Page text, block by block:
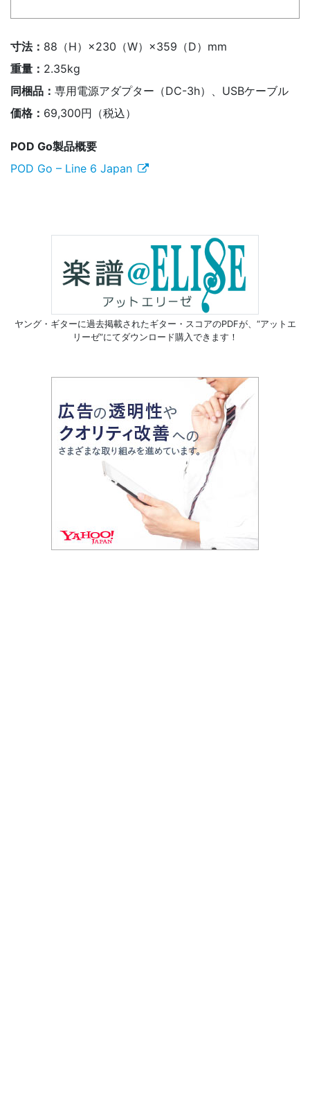
寸法： 88（H）×230（W）×359（D）mm
重量： 2.35kg
同梱品： 専用電源アダプター（DC-3h）、USBケーブル
価格： 69,300円（税込）
POD Go製品概要
POD Go – Line 6 Japan
ヤング・ギターに過去掲載されたギター・スコアのPDFが、 “アットエ
リーゼ”にてダウンロード購入できます！